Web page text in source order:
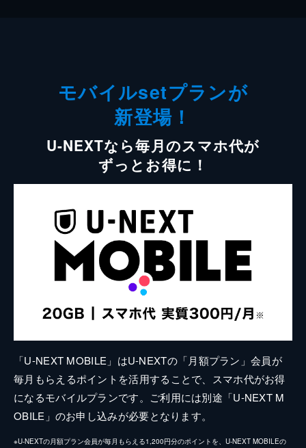
モバイルsetプランが
新登場！
U-NEXTなら毎月のスマホ代が
ずっとお得に！
「U-NEXT MOBILE」はU-NEXTの「月額プラン」会員が
毎月もらえるポイントを活用することで、スマホ代がお得
になるモバイルプランです。ご利用には別途「U-NEXT M
OBILE」のお申し込みが必要となります。
※U-NEXTの月額プラン会員が毎月もらえる1,200円分のポイントを、U-NEXT MOBILEの